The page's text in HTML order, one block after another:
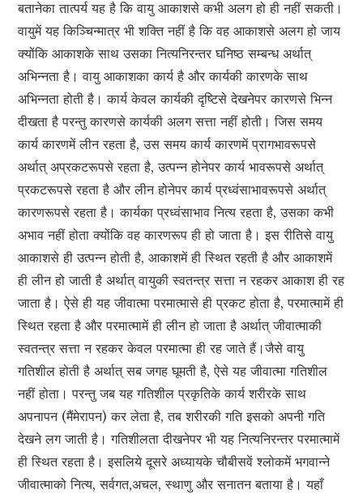
बतानेका तात्पर्य यह है कि वायु आकाशसे कभी अलग हो ही नहीं सकती।
वायुमें यह किञ्चिन्मात्र भी शक्ति नहीं है कि वह आकाशसे अलग हो जाय
क्योंकि आकाशके साथ उसका नित्यनिरन्तर घनिष्ठ सम्बन्ध अर्थात्
अभिन्नता है। वायु आकाशका कार्य है और कार्यकी कारणके साथ
अभिन्नता होती है। कार्य केवल कार्यकी दृष्टिसे देखनेपर कारणसे भिन्न
दीखता है परन्तु कारणसे कार्यकी अलग सत्ता नहीं होती। जिस समय
कार्य कारणमें लीन रहता है, उस समय कार्य कारणमें प्रागभावरूपसे
अर्थात् अप्रकटरूपसे रहता है, उत्पन्न होनेपर कार्य भावरूपसे अर्थात्
प्रकटरूपसे रहता है और लीन होनेपर कार्य प्रध्वंसाभावरूपसे अर्थात्
कारणरूपसे रहता है। कार्यका प्रध्वंसाभाव नित्य रहता है, उसका कभी
अभाव नहीं होता क्योंकि वह कारणरूप ही हो जाता है। इस रीतिसे वायु
आकाशसे ही उत्पन्न होती है, आकाशमें ही स्थित रहती है और आकाशमें
ही लीन हो जाती है अर्थात् वायुकी स्वतन्त्र सत्ता न रहकर आकाश ही रह
जाता है। ऐसे ही यह जीवात्मा परमात्मासे ही प्रकट होता है, परमात्मामें ही
स्थित रहता है और परमात्मामें ही लीन हो जाता है अर्थात् जीवात्माकी
स्वतन्त्र सत्ता न रहकर केवल परमात्मा ही रह जाते हैं।जैसे वायु
गतिशील होती है अर्थात् सब जगह घूमती है, ऐसे यह जीवात्मा गतिशील
नहीं होता। परन्तु जब यह गतिशील प्रकृतिके कार्य शरीरके साथ
अपनापन (मैंमेरापन) कर लेता है, तब शरीरकी गति इसको अपनी गति
देखने लग जाती है। गतिशीलता दीखनेपर भी यह नित्यनिरन्तर परमात्मामें
ही स्थित रहता है। इसलिये दूसरे अध्यायके चौबीसवें श्लोकमें भगवान्ने
जीवात्माको नित्य, सर्वगत,अचल, स्थाणु और सनातन बताया है। यहाँ